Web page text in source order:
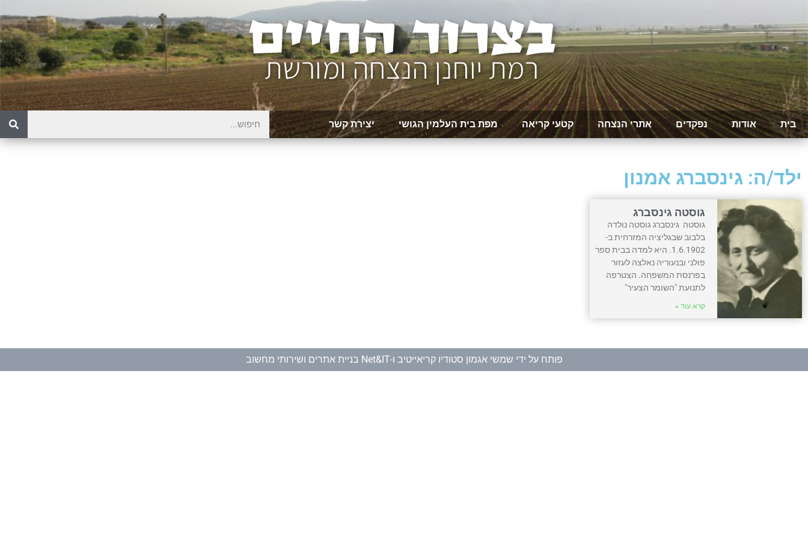
בית אודות נפקדים אתרי הנצחה קטעי קריאה מפת בית העלמין הגושי יצירת קשר
ילד/ה: גינסברג אמנון
גוסטה גינסברג
גוסטה גינסברג גוסטה נולדה
בלבוב שבגליציה המזרחית ב-
1.6.1902. היא למדה בבית ספר
פולני ובנעוריה נאלצה לעזור
בפרנסת המשפחה. הצטרפה
לתנועת "השומר הצעיר"
קרא עוד »
פותח על ידי שמשי אגמון סטודיו קריאייטיב ו-Net&IT בניית אתרים ושירותי מחשוב